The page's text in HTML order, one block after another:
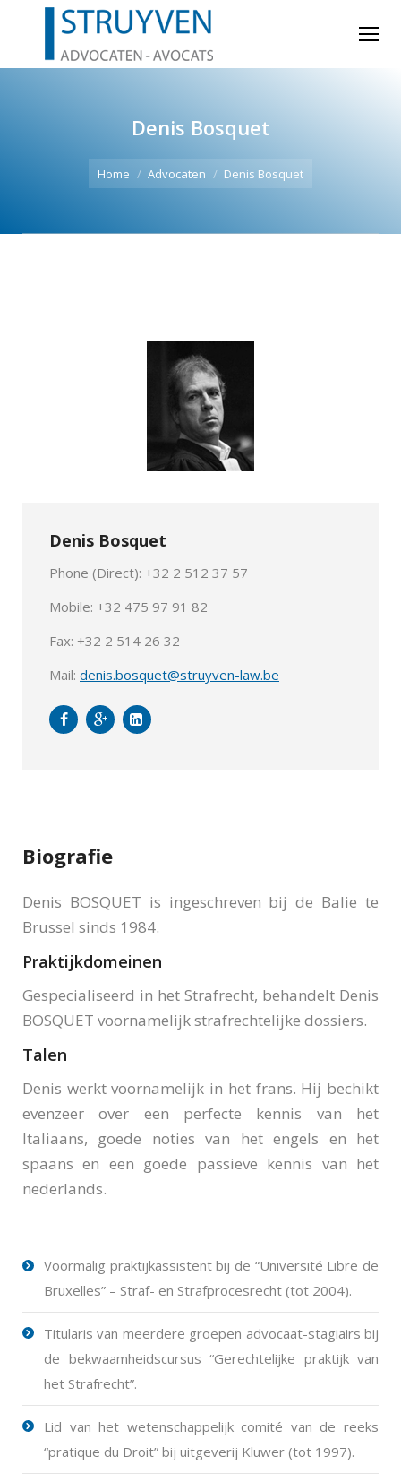
Denis Bosquet
Home Advocaten Denis Bosquet
Denis Bosquet
Phone (Direct): +32 2 512 37 57
Mobile: +32 475 97 91 82
Fax: +32 2 514 26 32
Mail: denis.bosquet@struyven-law.be
Biografie
Denis BOSQUET is ingeschreven bij de Balie te
Brussel sinds 1984.
Praktijkdomeinen
Gespecialiseerd in het Strafrecht, behandelt Denis
BOSQUET voornamelijk strafrechtelijke dossiers.
Talen
Denis werkt voornamelijk in het frans. Hij bechikt
evenzeer over een perfecte kennis van het
Italiaans, goede noties van het engels en het
spaans en een goede passieve kennis van het
nederlands.
Voormalig praktijkassistent bij de “Université Libre de
Bruxelles” – Straf- en Strafprocesrecht (tot 2004).
Titularis van meerdere groepen advocaat-stagiairs bij
de bekwaamheidscursus “Gerechtelijke praktijk van
het Strafrecht”.
Lid van het wetenschappelijk comité van de reeks
“pratique du Droit” bij uitgeverij Kluwer (tot 1997).